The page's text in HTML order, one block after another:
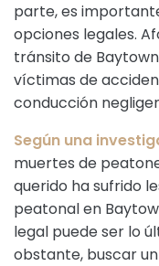
parte, es
opciones legales.
tránsito de
víctimas de
conducción
Según una
muertes de
querido ha sufrido
peatonal en
legal puede ser lo
obstante, buscar